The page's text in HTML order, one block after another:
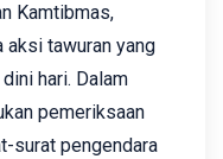
Kamtibmas,
aksi tawuran yang
hari. Dalam
pemeriksaan
surat pengendara